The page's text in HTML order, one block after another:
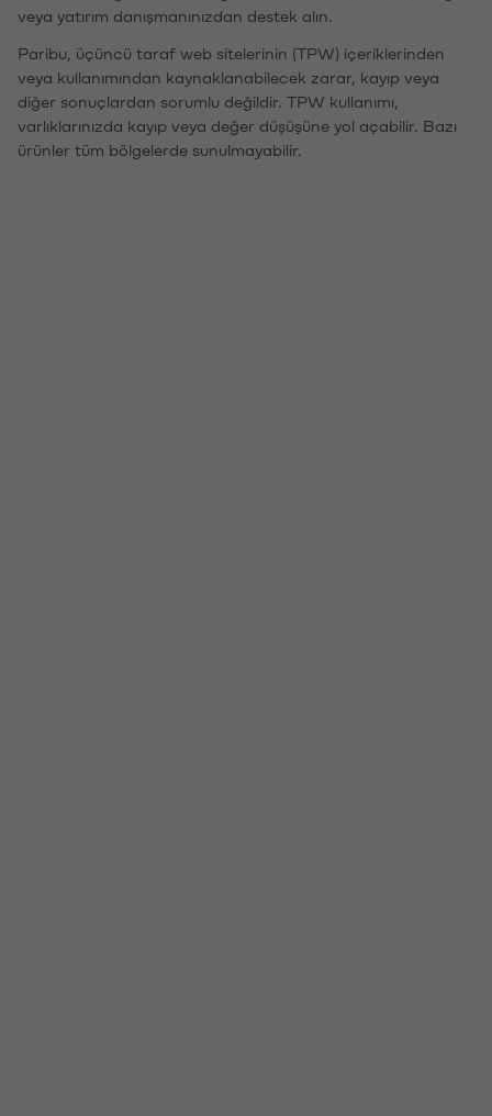
veya yatırım danışmanınızdan destek alın.
Paribu, üçüncü taraf web sitelerinin (TPW) içeriklerinden
veya kullanımından kaynaklanabilecek zarar, kayıp veya
diğer sonuçlardan sorumlu değildir. TPW kullanımı,
varlıklarınızda kayıp veya değer düşüşüne yol açabilir. Bazı
ürünler tüm bölgelerde sunulmayabilir.